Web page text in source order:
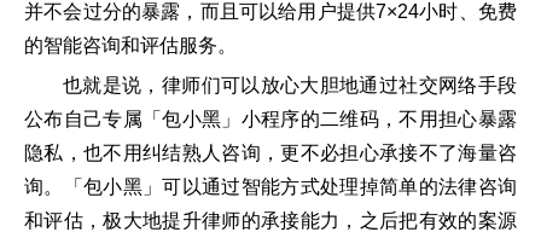
并不会过分的暴露，而且可以给用户提供7×24小时、免费
的智能咨询和评估服务。
也就是说，律师们可以放心大胆地通过社交网络手段
公布自己专属「包小黑」小程序的二维码，不用担心暴露
隐私，也不用纠结熟人咨询，更不必担心承接不了海量咨
询。「包小黑」可以通过智能方式处理掉简单的法律咨询
和评估，极大地提升律师的承接能力，之后把有效的案源